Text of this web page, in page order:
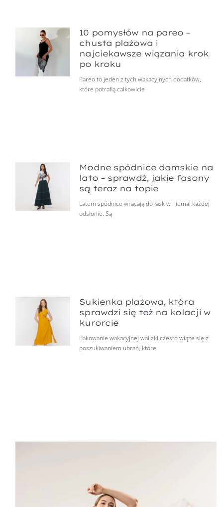
10 pomysłów na pareo –
chusta plażowa i
najciekawsze wiązania krok
po kroku
Pareo to jeden z tych wakacyjnych dodatków,
które potrafią całkowicie
Modne spódnice damskie na
lato – sprawdź, jakie fasony
są teraz na topie
Latem spódnice wracają do łask w niemal każdej
odsłonie. Są
Sukienka plażowa, która
sprawdzi się też na kolacji w
kurorcie
Pakowanie wakacyjnej walizki często wiąże się z
poszukiwaniem ubrań, które